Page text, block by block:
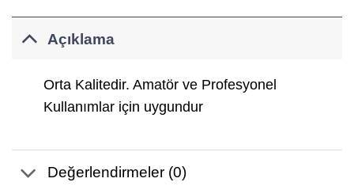
Açıklama
Orta Kalitedir. Amatör ve Profesyonel
Kullanımlar için uygundur
Değerlendirmeler (0)